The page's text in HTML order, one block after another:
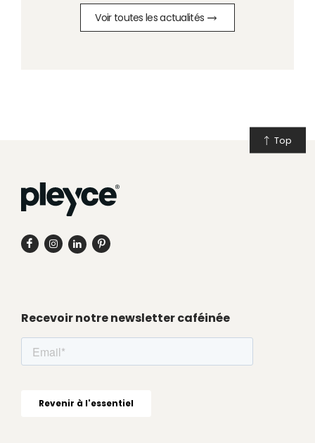
Voir toutes les actualités
Top
Recevoir notre newsletter caféinée